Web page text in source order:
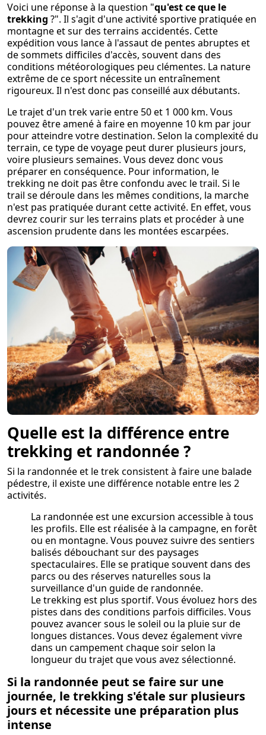
Voici une réponse à la question "qu'est ce que le
trekking ?". Il s'agit d'une activité sportive pratiquée en
montagne et sur des terrains accidentés. Cette
expédition vous lance à l'assaut de pentes abruptes et
de sommets difficiles d'accès, souvent dans des
conditions météorologiques peu clémentes. La nature
extrême de ce sport nécessite un entraînement
rigoureux. Il n'est donc pas conseillé aux débutants.
Le trajet d'un trek varie entre 50 et 1 000 km. Vous
pouvez être amené à faire en moyenne 10 km par jour
pour atteindre votre destination. Selon la complexité du
terrain, ce type de voyage peut durer plusieurs jours,
voire plusieurs semaines. Vous devez donc vous
préparer en conséquence. Pour information, le
trekking ne doit pas être confondu avec le trail. Si le
trail se déroule dans les mêmes conditions, la marche
n'est pas pratiquée durant cette activité. En effet, vous
devrez courir sur les terrains plats et procéder à une
ascension prudente dans les montées escarpées.
Quelle est la différence entre
trekking et randonnée ?
Si la randonnée et le trek consistent à faire une balade
pédestre, il existe une différence notable entre les 2
activités.
La randonnée est une excursion accessible à tous
les profils. Elle est réalisée à la campagne, en forêt
ou en montagne. Vous pouvez suivre des sentiers
balisés débouchant sur des paysages
spectaculaires. Elle se pratique souvent dans des
parcs ou des réserves naturelles sous la
surveillance d'un guide de randonnée.
Le trekking est plus sportif. Vous évoluez hors des
pistes dans des conditions parfois difficiles. Vous
pouvez avancer sous le soleil ou la pluie sur de
longues distances. Vous devez également vivre
dans un campement chaque soir selon la
longueur du trajet que vous avez sélectionné.
Si la randonnée peut se faire sur une
journée, le trekking s'étale sur plusieurs
jours et nécessite une préparation plus
intense